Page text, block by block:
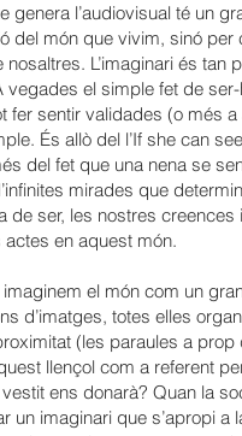
genera l’audiovisual té un
del món que vivim, sinó per
L’imaginari és tan
vegades el simple fet de
fer sentir validades (o més
És allò del l’If she can
del fet que una nena se
mirades que
de ser, les nostres creences
en aquest món.
el món com un
d’imatges, totes elles
(les paraules a prop
llençol com a referent
ens donarà? Quan la
un imaginari que s’apropi a